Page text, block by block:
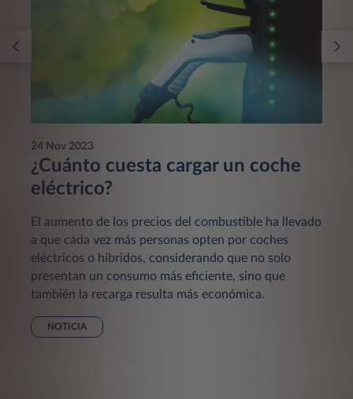
24 Nov 2023
¿Cuánto cuesta cargar un coche
eléctrico?
El aumento de los precios del combustible ha llevado
a que cada vez más personas opten por coches
eléctricos o híbridos, considerando que no solo
presentan un consumo más eficiente, sino que
también la recarga resulta más económica.
NOTICIA